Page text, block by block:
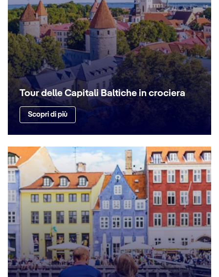
Tour delle Capitali Baltiche in crociera
Scopri di più